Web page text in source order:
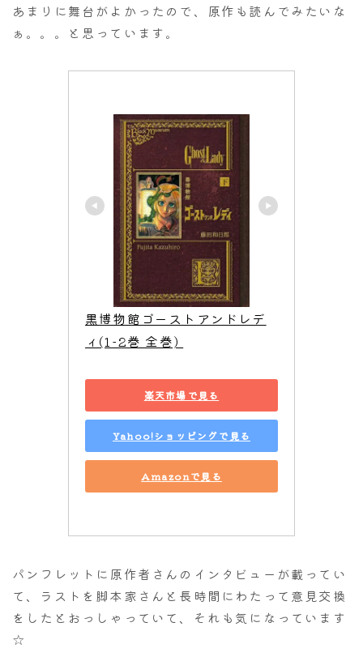
あまりに舞台がよかったので、原作も読んでみたいな
ぁ。。。と思っています。
黒博物館ゴーストアンドレデ
ィ(1-2巻 全巻)
楽天市場で見る
Yahoo!ショッピングで見る
Amazonで見る
パンフレットに原作者さんのインタビューが載ってい
て、ラストを脚本家さんと長時間にわたって意見交換
をしたとおっしゃっていて、それも気になっています
☆